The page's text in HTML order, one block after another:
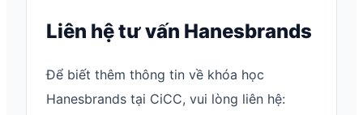
Liên hệ tư vấn Hanesbrands
Để biết thêm thông tin về khóa học
Hanesbrands tại CiCC, vui lòng liên hệ: